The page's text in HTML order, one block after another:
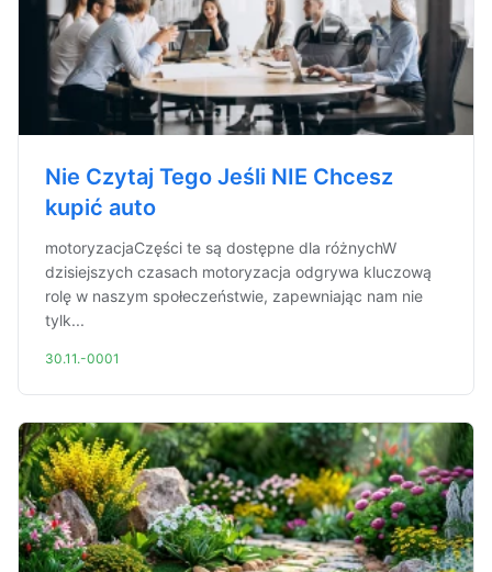
Nie Czytaj Tego Jeśli NIE Chcesz
kupić auto
motoryzacjaCzęści te są dostępne dla różnychW
dzisiejszych czasach motoryzacja odgrywa kluczową
rolę w naszym społeczeństwie, zapewniając nam nie
tylk...
30.11.-0001